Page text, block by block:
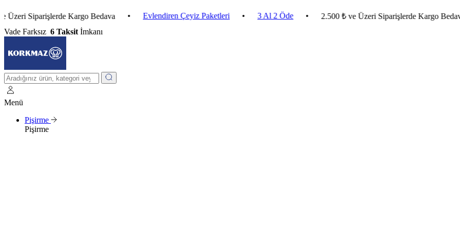
Kargo Bedava • Evlendiren Çeyiz Paketleri • 3 Al 2 Öde • 2.500 ₺ ve Üzeri Siparişlerde Kargo Bedava •
Vade Farksız 6 Taksit İmkanı
Menü
Pişirme
Pişirme